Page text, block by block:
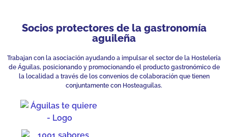
Socios protectores de la gastronomía
aguileña
Trabajan con la asociación ayudando a impulsar el sector de la Hostelería
de Águilas, posicionando y promocionando el producto gastronómico de
la localidad a través de los convenios de colaboración que tienen
conjuntamente con Hosteaguilas.